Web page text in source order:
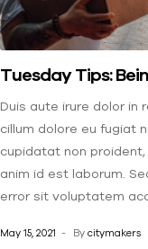
Tuesday Tips:
Duis aute irure dolor in
cillum dolore eu fugiat
cupidatat non
anim id est laborum.
error sit voluptatem
May 15, 2021 By citymakers